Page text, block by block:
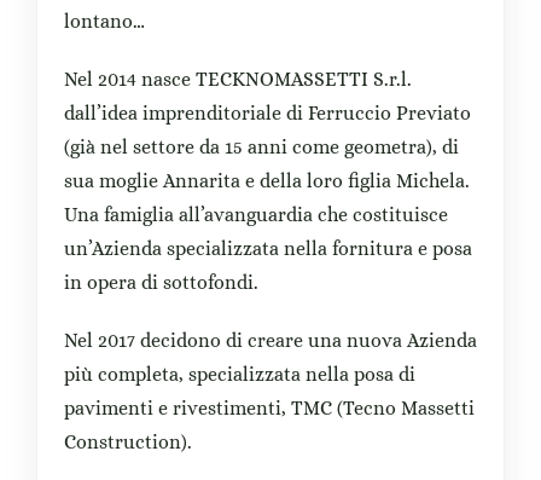
lontano…
Nel 2014 nasce TECKNOMASSETTI S.r.l.
dall’idea imprenditoriale di Ferruccio Previato
(già nel settore da 15 anni come geometra), di
sua moglie Annarita e della loro figlia Michela.
Una famiglia all’avanguardia che costituisce
un’Azienda specializzata nella fornitura e posa
in opera di sottofondi.
Nel 2017 decidono di creare una nuova Azienda
più completa, specializzata nella posa di
pavimenti e rivestimenti, TMC (Tecno Massetti
Construction).